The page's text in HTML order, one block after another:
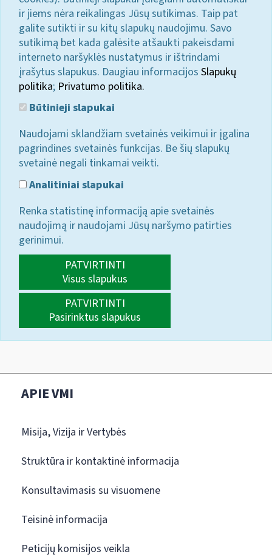
ir jiems nėra reikalingas Jūsų sutikimas. Taip pat
galite sutikti ir su kitų slapukų naudojimu. Savo
sutikimą bet kada galėsite atšaukti pakeisdami
interneto naršyklės nustatymus ir ištrindami
įrašytus slapukus. Daugiau informacijos Slapukų
politika; Privatumo politika.
Būtinieji slapukai
Naudojami sklandžiam svetainės veikimui ir įgalina
pagrindines svetainės funkcijas. Be šių slapukų
svetainė negali tinkamai veikti.
Analitiniai slapukai
Renka statistinę informaciją apie svetainės
naudojimą ir naudojami Jūsų naršymo patirties
gerinimui.
PATVIRTINTI
Visus slapukus
PATVIRTINTI
Pasirinktus slapukus
APIE VMI
Misija, Vizija ir Vertybės
Struktūra ir kontaktinė informacija
Konsultavimasis su visuomene
Teisinė informacija
Peticijų komisijos veikla